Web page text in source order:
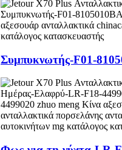
Συμπυκνωτής-F01-